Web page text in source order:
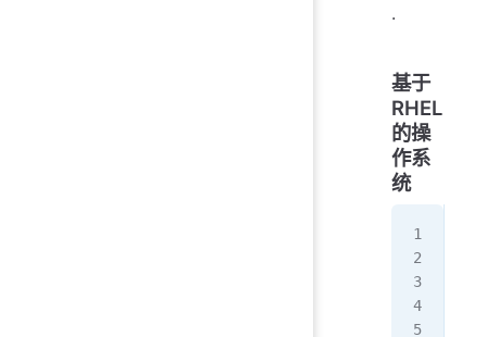
.
基于
RHEL
的操
作系
统